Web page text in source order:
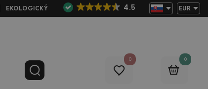
EKOLOGICKÝ 4.5 EUR
0 0